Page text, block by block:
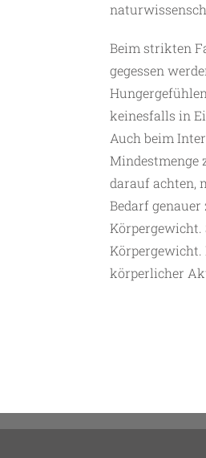
Beim strikten
gegessen
keinesfalls in
Auch beim
Mindestmenge
darauf achten,
Bedarf
Körpergewicht.
Körpergewicht.
körperlicher